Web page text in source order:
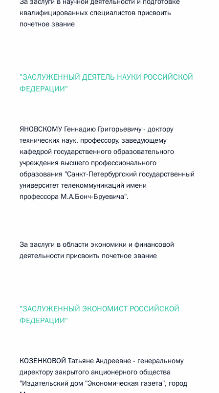
квалифицированных специалистов присвоить
почетное звание
"ЗАСЛУЖЕННЫЙ ДЕЯТЕЛЬ НАУКИ РОССИЙСКОЙ
ФЕДЕРАЦИИ"
ЯНОВСКОМУ Геннадию Григорьевичу - доктору
технических наук, профессору, заведующему
кафедрой государственного образовательного
учреждения высшего профессионального
образования "Санкт-Петербургский государственный
университет телекоммуникаций имени
профессора М.А.Бонч-Бруевича".
За заслуги в области экономики и финансовой
деятельности присвоить почетное звание
"ЗАСЛУЖЕННЫЙ ЭКОНОМИСТ РОССИЙСКОЙ
ФЕДЕРАЦИИ"
КОЗЕНКОВОЙ Татьяне Андреевне - генеральному
директору закрытого акционерного общества
"Издательский дом "Экономическая газета", город